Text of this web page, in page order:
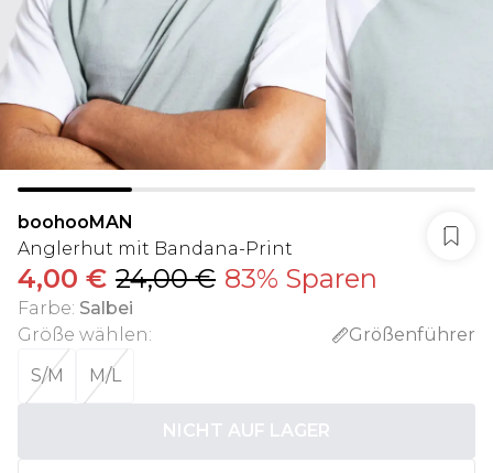
boohooMAN
Anglerhut mit Bandana-Print
4,00 € 24,00 € 83% Sparen
Farbe: Salbei
Größe wählen:
Größenführer
S/M
M/L
NICHT AUF LAGER